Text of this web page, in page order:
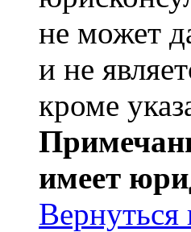
не может
и не
кроме
имеет
Вернуться